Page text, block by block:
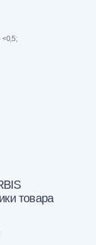
<0,5;
товара